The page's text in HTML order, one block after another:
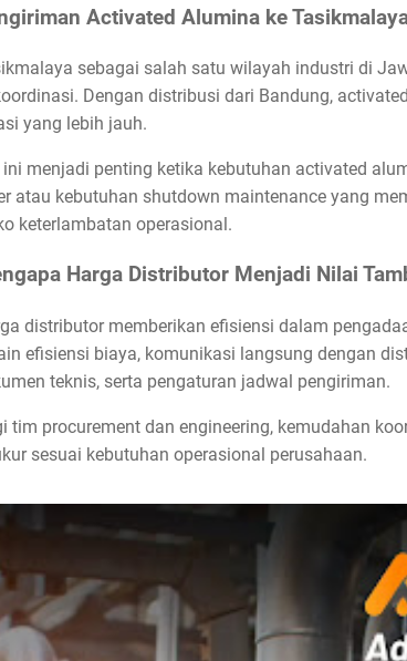
Activated Alumina ke
sebagai salah satu wilayah industri di
Dengan distribusi dari Bandung,
yang lebih jauh.
ini menjadi penting ketika kebutuhan activated
atau kebutuhan shutdown maintenance yang
keterlambatan operasional.
Harga Distributor Menjadi Nilai
distributor memberikan efisiensi dalam
efisiensi biaya, komunikasi langsung dengan
teknis, serta pengaturan jadwal pengiriman.
tim procurement dan engineering, kemudahan
sesuai kebutuhan operasional perusahaan.